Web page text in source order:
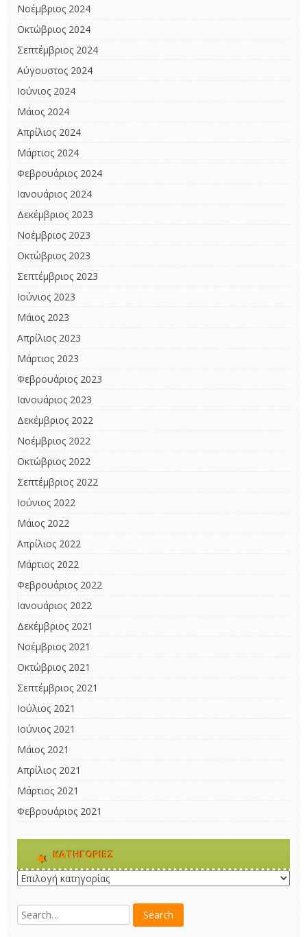
Νοέμβριος 2024
Οκτώβριος 2024
Σεπτέμβριος 2024
Αύγουστος 2024
Ιούνιος 2024
Μάιος 2024
Απρίλιος 2024
Μάρτιος 2024
Φεβρουάριος 2024
Ιανουάριος 2024
Δεκέμβριος 2023
Νοέμβριος 2023
Οκτώβριος 2023
Σεπτέμβριος 2023
Ιούνιος 2023
Μάιος 2023
Απρίλιος 2023
Μάρτιος 2023
Φεβρουάριος 2023
Ιανουάριος 2023
Δεκέμβριος 2022
Νοέμβριος 2022
Οκτώβριος 2022
Σεπτέμβριος 2022
Ιούνιος 2022
Μάιος 2022
Απρίλιος 2022
Μάρτιος 2022
Φεβρουάριος 2022
Ιανουάριος 2022
Δεκέμβριος 2021
Νοέμβριος 2021
Οκτώβριος 2021
Σεπτέμβριος 2021
Ιούλιος 2021
Ιούνιος 2021
Μάιος 2021
Απρίλιος 2021
Μάρτιος 2021
Φεβρουάριος 2021
KΑΤΗΓΟΡΊΕΣ
Kατηγορίες